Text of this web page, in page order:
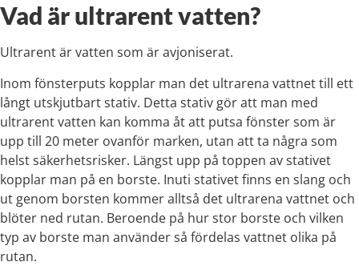
Vad är ultrarent vatten?
Ultrarent är vatten som är avjoniserat.
Inom fönsterputs kopplar man det ultrarena vattnet till ett
långt utskjutbart stativ. Detta stativ gör att man med
ultrarent vatten kan komma åt att putsa fönster som är
upp till 20 meter ovanför marken, utan att ta några som
helst säkerhetsrisker. Längst upp på toppen av stativet
kopplar man på en borste. Inuti stativet finns en slang och
ut genom borsten kommer alltså det ultrarena vattnet och
blöter ned rutan. Beroende på hur stor borste och vilken
typ av borste man använder så fördelas vattnet olika på
rutan.